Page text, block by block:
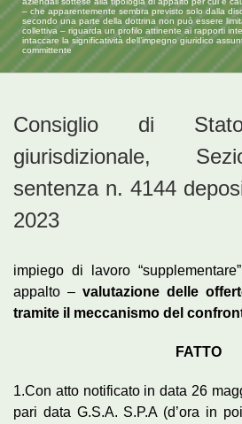
– che apparentemente sembra previsto solo dalla
secondo una parte della dottrina non può essere
collettiva – riguarda un profilo attinente ai rapporti
intaccare la significatività dell’impegno giuridico
committente
Consiglio di
giurisdizionale,
sentenza n. 4144
2023
impiego di lavoro
appalto – valutazione delle
tramite il meccanismo del
FATTO
1.Con atto notificato in data 26
pari data G.S.A. S.P.A (d’ora in